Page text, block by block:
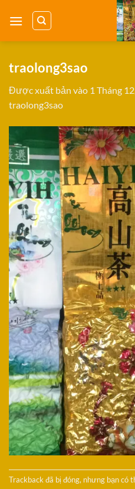
qua
traolong3sao
Được xuất bản vào 1 Tháng
traolong3sao
Trackback đã bị đóng, nhưng bạn có